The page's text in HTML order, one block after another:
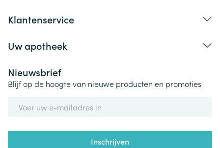
Klantenservice
Uw apotheek
Nieuwsbrief
Blijf op de hoogte van nieuwe producten en promoties
Inschrijven